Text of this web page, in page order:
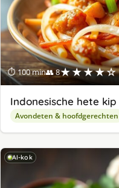
⏱ 100 min👥 8★★★★☆
Indonesische hete kip
Avondeten & hoofdgerechten
AI-kok